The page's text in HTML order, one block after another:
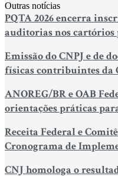
Outras notícias
PQTA 2026 encerra
auditorias nos
Emissão do CNPJ e de
físicas contribuintes da
ANOREG/BR e OAB
orientações práticas
Receita Federal e
Cronograma de
Fiscais Eletrônicos da
CNJ homologa o